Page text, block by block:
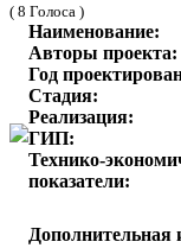
( 8 Голоса )
Наименование:
Авторы проекта:
Год
Стадия:
Реализация:
ГИП:
Технико-
показатели: